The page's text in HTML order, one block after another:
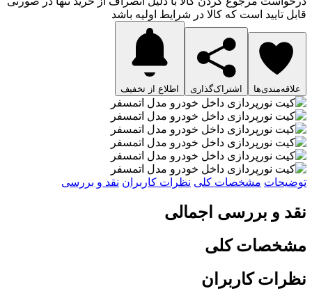
قابل تایید است که کالا در شرایط اولیه باشد
علاقه‌مندی‌ها اشتراک‌گذاری اطلاع از تخفیف
توضیحات مشخصات کلی نظرات کاربران نقد و بررسی
نقد و بررسی اجمالی
مشخصات کلی
نظرات کاربران